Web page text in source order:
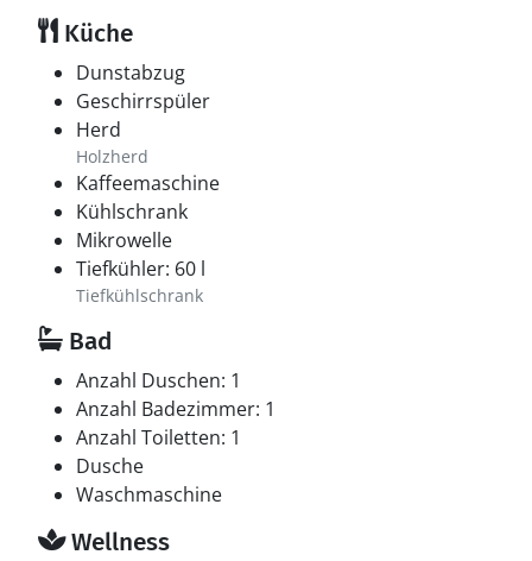
Küche
Dunstabzug
Geschirrspüler
Herd
Holzherd
Kaffeemaschine
Kühlschrank
Mikrowelle
Tiefkühler: 60 l
Tiefkühlschrank
Bad
Anzahl Duschen: 1
Anzahl Badezimmer: 1
Anzahl Toiletten: 1
Dusche
Waschmaschine
Wellness